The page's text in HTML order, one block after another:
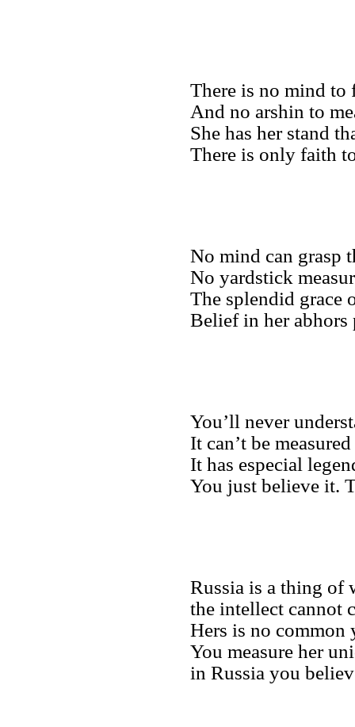
There is no mind to
And no arshin to
She has her stand
There is only faith
No mind can grasp
No yardstick
The splendid grace
Belief in her abhors
You’ll never
It can’t be
It has especial
You just believe it.
Russia is a thing of
the intellect cannot
Hers is no common
You measure her
in Russia you